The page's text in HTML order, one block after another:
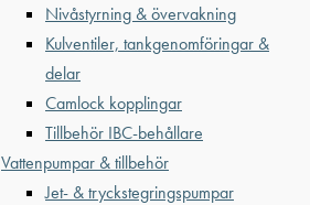
Nivåstyrning & övervakning
Kulventiler, tankgenomföringar &
delar
Camlock kopplingar
Tillbehör IBC-behållare
Vattenpumpar & tillbehör
Jet- & tryckstegringspumpar